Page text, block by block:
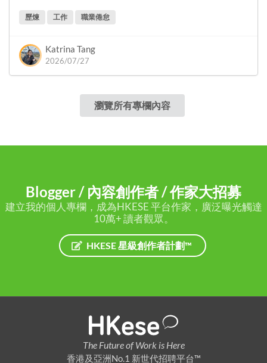
歷煉 工作 職業倦怠
Katrina Tang
2026/07/27
瀏覽所有專欄內容
Blogger / 內容創作者 / 作家大招募
建立我的個人專欄，成為HKESE 平台作家，廣泛曝光觸達
10萬+ 讀者觀眾。
HKESE 星級創作者計劃™
The Future of Work is Here
香港及亞洲No.1 新世代招聘平台™